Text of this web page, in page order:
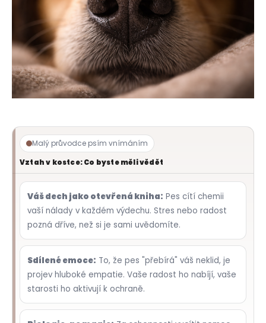
Malý průvodce psím vnímáním
Vztah v kostce: Co byste měli vědět
Váš dech jako otevřená kniha: Pes cítí chemii
vaší nálady v každém výdechu. Stres nebo radost
pozná dříve, než si je sami uvědomíte.
Sdílené emoce: To, že pes "přebírá" váš neklid, je
projev hluboké empatie. Vaše radost ho nabíjí, vaše
starosti ho aktivují k ochraně.
HLEDAT
D
o
č